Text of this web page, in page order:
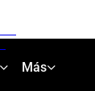
Más